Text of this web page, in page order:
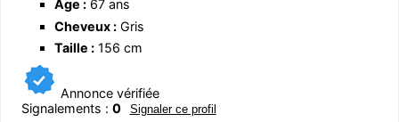
Age :67 ans
Cheveux :Gris
Taille :156 cm
Annonce vérifiée
Signalements : 0 Signaler ce profil